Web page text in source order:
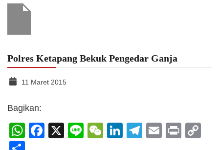
Polres Ketapang Bekuk Pengedar Ganja
11 Maret 2015
Bagikan:
WhatsApp
Facebook
X LineWeChat
LinkedIn
Telegram
Email
Print